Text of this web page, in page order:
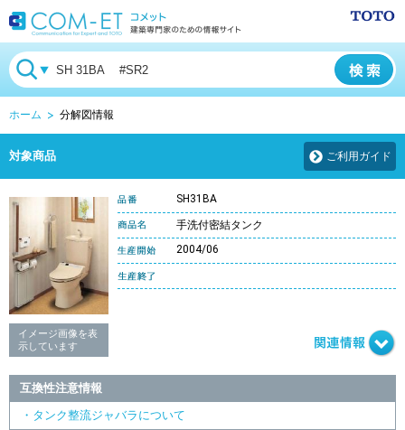
ホーム 分解図情報
対象商品 ご利用ガイド
イメージ画像を表
示しています
SH31BA
手洗付密結タンク
2004/06
互換性注意情報
・タンク整流ジャバラについて